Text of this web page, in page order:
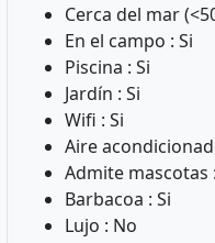
Cerca del mar
En el campo : Si
Piscina : Si
Jardín : Si
Wifi : Si
Aire
Admite mascotas
Barbacoa : Si
Lujo : No